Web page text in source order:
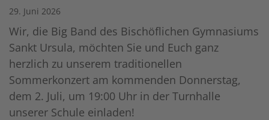
29. Juni 2026
Wir, die Big Band des Bischöflichen Gymnasiums
Sankt Ursula, möchten Sie und Euch ganz
herzlich zu unserem traditionellen
Sommerkonzert am kommenden Donnerstag,
dem 2. Juli, um 19:00 Uhr in der Turnhalle
unserer Schule einladen!